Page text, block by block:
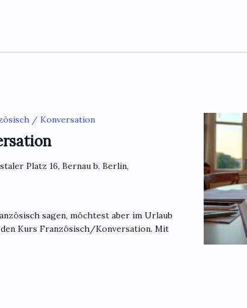
/ Konversation
Platz 16, Bernau b. Berlin,
sagen, möchtest aber im Urlaub
Kurs Französisch/Konversation. Mit